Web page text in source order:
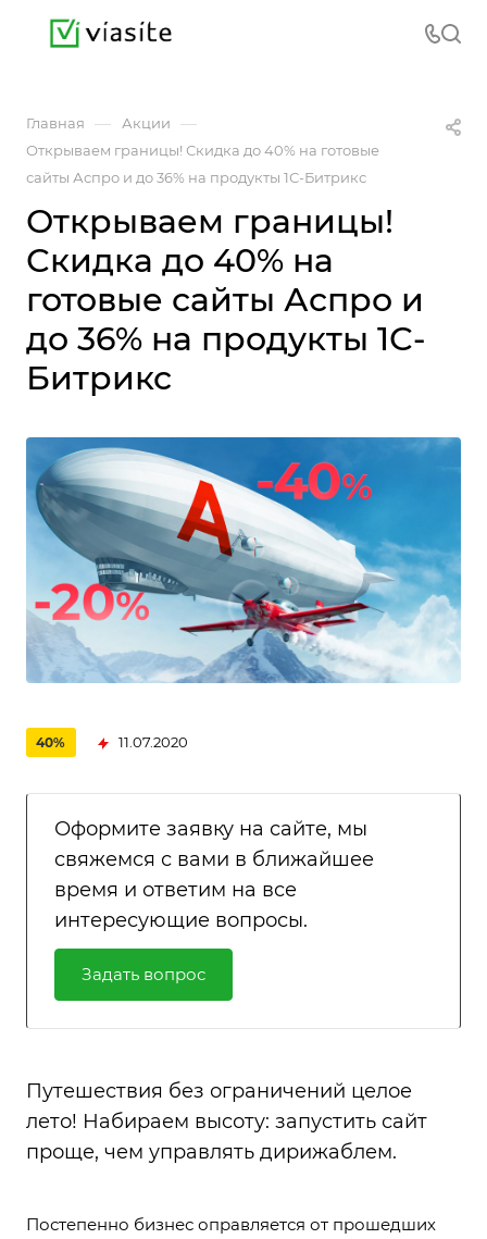
Главная — Акции —
Открываем границы! Скидка до 40% на готовые
сайты Аспро и до 36% на продукты 1С-Битрикс
Открываем границы!
Скидка до 40% на
готовые сайты Аспро и
до 36% на продукты 1С-
Битрикс
40% 11.07.2020
Оформите заявку на сайте, мы
свяжемся с вами в ближайшее
время и ответим на все
интересующие вопросы.
Задать вопрос
Путешествия без ограничений целое
лето! Набираем высоту: запустить сайт
проще, чем управлять дирижаблем.
Постепенно бизнес оправляется от прошедших